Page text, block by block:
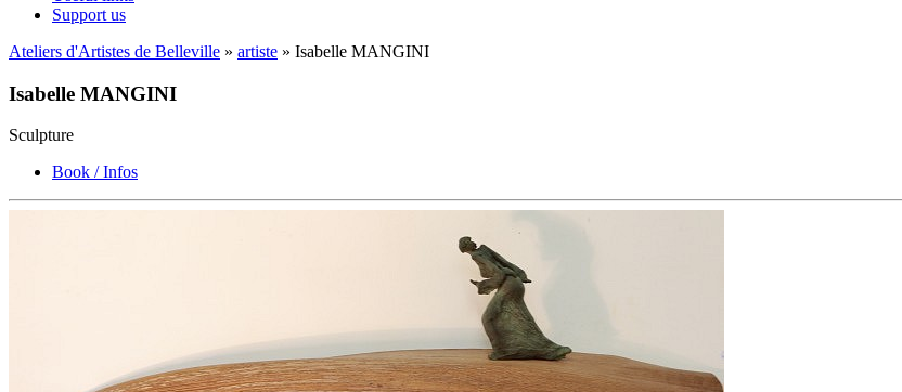
Support us
Ateliers d'Artistes de Belleville » artiste » Isabelle MANGINI
Isabelle MANGINI
Sculpture
Book / Infos